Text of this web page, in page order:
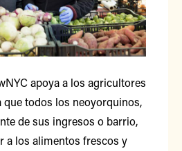
apoya a los agricultores
que todos los neoyorquinos,
de sus ingresos o barrio,
a los alimentos frescos y